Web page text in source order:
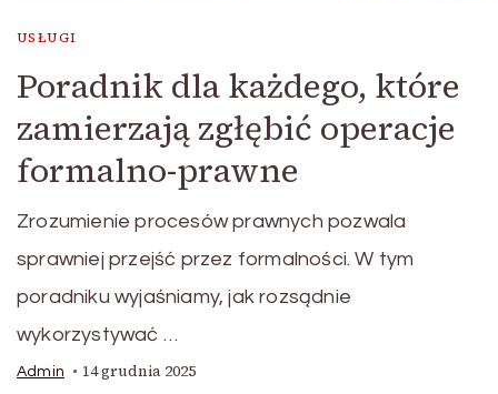
USŁUGI
Poradnik dla każdego, które
zamierzają zgłębić operacje
formalno-prawne
Zrozumienie procesów prawnych pozwala
sprawniej przejść przez formalności. W tym
poradniku wyjaśniamy, jak rozsądnie
wykorzystywać …
Admin 14 grudnia 2025